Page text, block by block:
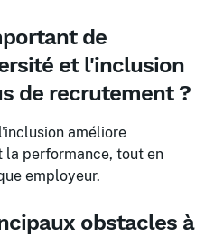
de
et l'inclusion
de recrutement ?
améliore
la performance, tout en
employeur.
obstacles à